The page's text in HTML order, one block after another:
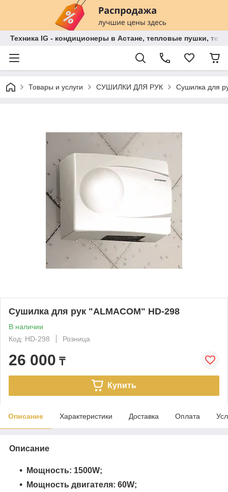
Техника IG - кондиционеры в Астане, тепловые пушки,
Товары и услуги СУШИЛКИ ДЛЯ РУК Сушилка для
Сушилка для рук "ALMACOM" HD-298
В наличии
Код: HD-298
Розница
26 000 ₸
Купить
Описание Характеристики Доставка Оплата
Описание
Мощность: 1500W;
Мощность двигателя: 60W;